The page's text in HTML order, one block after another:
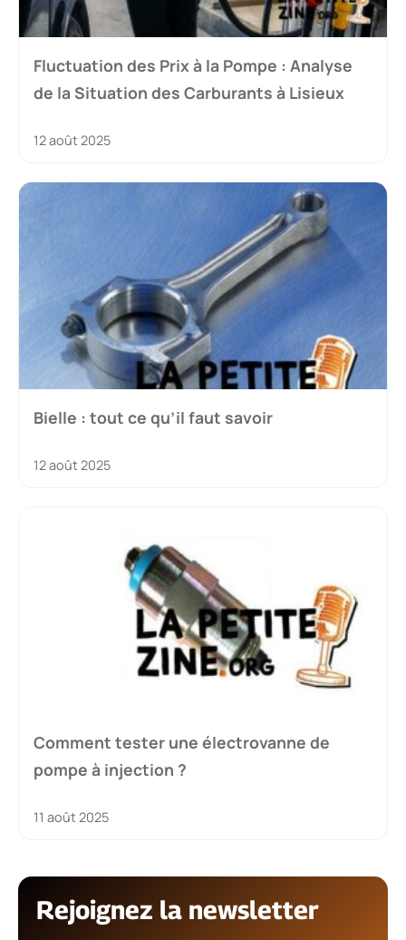
Fluctuation des Prix à la Pompe : Analyse
de la Situation des Carburants à Lisieux
12 août 2025
Bielle : tout ce qu’il faut savoir
12 août 2025
Comment tester une électrovanne de
pompe à injection ?
11 août 2025
Rejoignez la newsletter